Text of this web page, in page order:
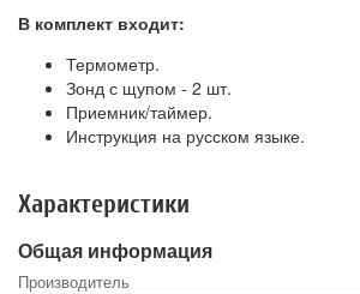
В комплект входит:
Термометр.
Зонд с щупом - 2 шт.
Приемник/таймер.
Инструкция на русском языке.
Характеристики
Общая информация
Производитель